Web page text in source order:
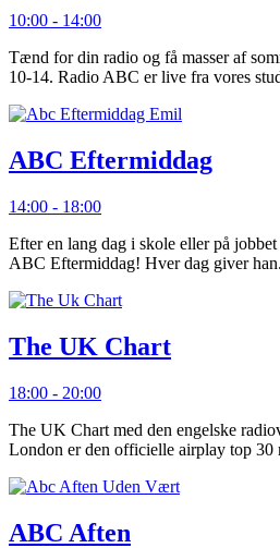
10:00 - 14:00
Tænd for din radio og få masser af
10-14. Radio ABC er live fra vores
ABC Eftermiddag
14:00 - 18:00
Efter en lang dag i skole eller på
ABC Eftermiddag! Hver dag giver
The UK Chart
18:00 - 20:00
The UK Chart med den engelske
London er den officielle airplay top 30
ABC Aften